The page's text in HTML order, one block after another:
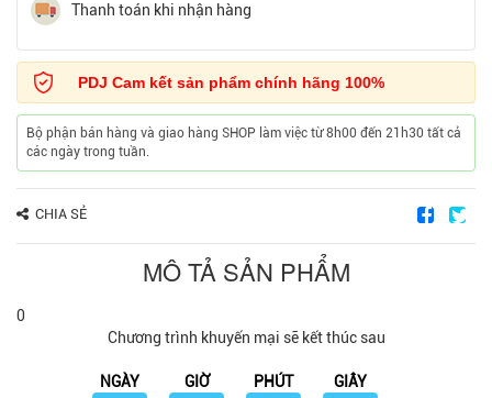
Thanh toán khi nhận hàng
PDJ Cam kết sản phẩm chính hãng 100%
Bộ phận bán hàng và giao hàng SHOP làm việc từ 8h00 đến 21h30 tất cả
các ngày trong tuần.
CHIA SẺ
MÔ TẢ SẢN PHẨM
0
Chương trình khuyến mại sẽ kết thúc sau
NGÀY GIỜ PHÚT GIÂY